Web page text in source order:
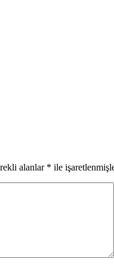
alanlar * ile